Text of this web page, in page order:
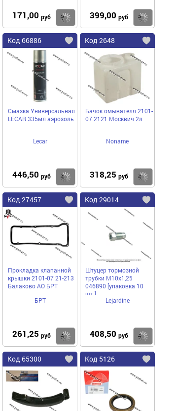
171,00 руб Купить
399,00 руб
Код 66886
Смазка Универсальная
LECAR 335мл аэрозоль
Lecar
446,50 руб Купить
Код 2648
Бачок омывателя 2101-
07 2121 Москвич 2л
Noname
318,25 руб
Код 27457
Прокладка клапанной
крышки 2101-07 21-213
Балаково АО БРТ
БРТ
261,25 руб Купить
Код 29014
Штуцер тормозной
трубки М10х1,25
046890 [упаковка 10
шт.]
Lejardine
408,50 руб
Код 65300 Код 5126